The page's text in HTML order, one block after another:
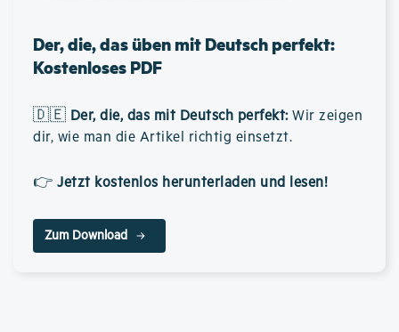
Der, die, das üben mit Deutsch perfekt:
Kostenloses PDF
🇩🇪 Der, die, das mit Deutsch perfekt: Wir zeigen
dir, wie man die Artikel richtig einsetzt.
👉 Jetzt kostenlos herunterladen und lesen!
Zum Download